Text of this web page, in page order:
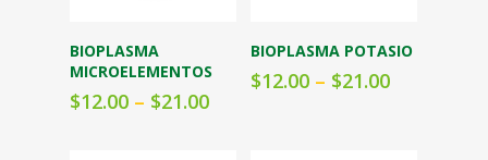
Seleccionar
opciones
BIOPLASMA
MICROELEMENTOS
$12.00 – $21.00
Seleccionar
opciones
BIOPLASMA POTASIO
$12.00– $21.00